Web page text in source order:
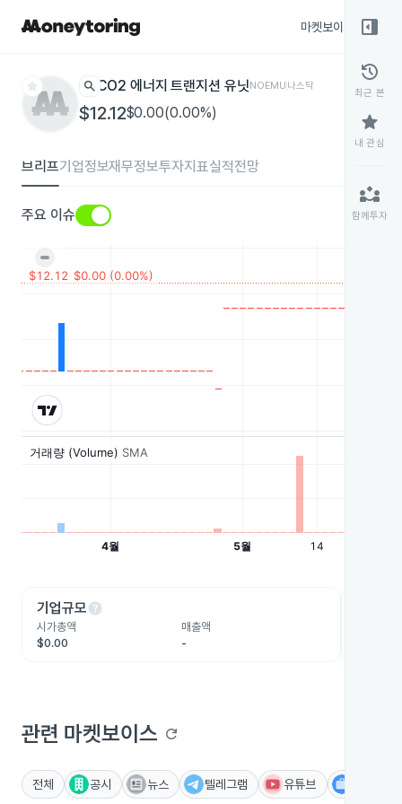
마켓보이스
star search CO2 에너지 트랜지션 유닛NOEMU나스닥
$12.12$0.00(0.00%)
브리프기업정보재무정보투자지표실적전망
주요 이슈
기업규모help
시가총액
$0.00
매출액
-
관련 마켓보이스 refresh
전체 공시 뉴스 텔레그램 유튜브
right_panel_open
history
최근 본
star
내 관심
partner_exchange
함께투자